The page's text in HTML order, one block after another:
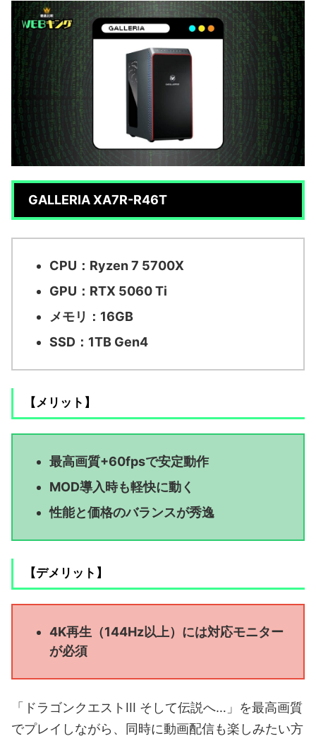
GALLERIA XA7R-R46T
CPU：Ryzen 7 5700X
GPU：RTX 5060 Ti
メモリ：16GB
SSD：1TB Gen4
【メリット】
最高画質+60fpsで安定動作
MOD導入時も軽快に動く
性能と価格のバランスが秀逸
【デメリット】
4K再生（144Hz以上）には対応モニター
が必須
「ドラゴンクエストIII そして伝説へ…」を最高画質
でプレイしながら、同時に動画配信も楽しみたい方